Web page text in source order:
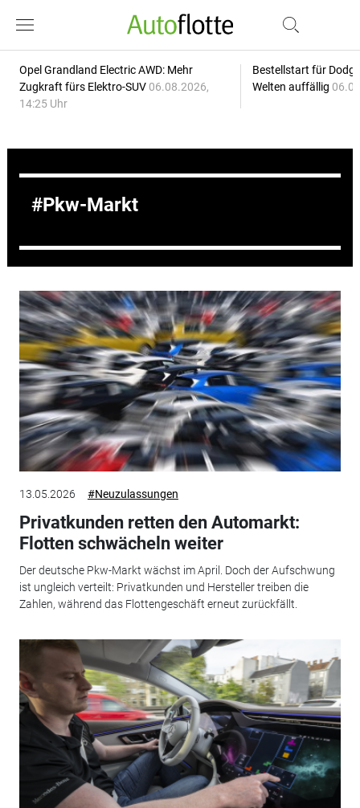
Opel Grandland Electric AWD: Mehr
Zugkraft fürs Elektro-SUV 06.08.2026,
14:25 Uhr
Bestellstart für
Welten auffällig
Pkw-Markt
13.05.2026 #Neuzulassungen
Privatkunden retten den Automarkt:
Flotten schwächeln weiter
Der deutsche Pkw-Markt wächst im April. Doch der Aufschwung
ist ungleich verteilt: Privatkunden und Hersteller treiben die
Zahlen, während das Flottengeschäft erneut zurückfällt.